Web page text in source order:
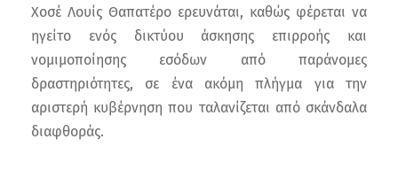
Χοσέ Λουίς Θαπατέρο ερευνάται, καθώς φέρεται να
ηγείτο ενός δικτύου άσκησης επιρροής και
νομιμοποίησης εσόδων από παράνομες
δραστηριότητες, σε ένα ακόμη πλήγμα για την
αριστερή κυβέρνηση που ταλανίζεται από σκάνδαλα
διαφθοράς.